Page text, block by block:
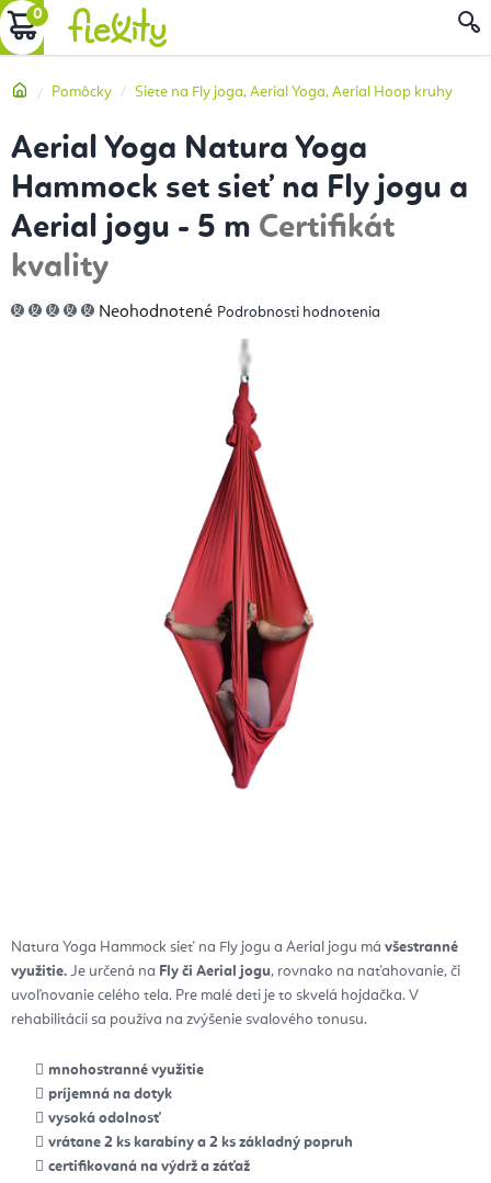
Prejsť
na
NÁKUPNÝ
DomovPomôcky Siete na Fly joga, Aerial Yoga, Aerial Hoop kruhy
Natura Yoga Hammock sieť na Fly jogu a Aerial jogu má všestranné
využitie. Je určená na Fly či Aerial jogu, rovnako na naťahovanie, či
uvoľnovanie celého tela. Pre malé deti je to skvelá hojdačka. V
rehabilitácii sa používa na zvýšenie svalového tonusu.
mnohostranné využitie
príjemná na dotyk
vysoká odolnosť
vrátane 2 ks karabíny a 2 ks základný popruh
certifikovaná na výdrž a záťaž
Aerial Yoga Natura Yoga
Hammock set sieť na Fly jogu a
Aerial jogu - 5 m Certifikát
kvality
Priemerné
hodnotenie
Neohodnotené Podrobnosti hodnotenia